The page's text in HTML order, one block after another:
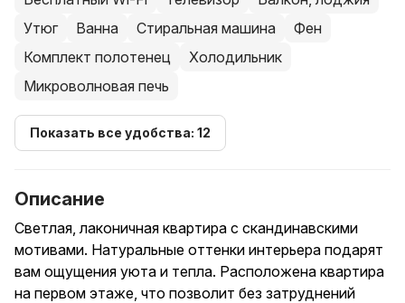
Утюг
Ванна Стиральная машина
Фен
Комплект полотенец
Холодильник
Микроволновая печь
Показать все удобства: 12
Описание
Светлая, лаконичная квартира с скандинавскими
мотивами. Натуральные оттенки интерьера подарят
вам ощущения уюта и тепла. Расположена квартира
на первом этаже, что позволит без затруднений